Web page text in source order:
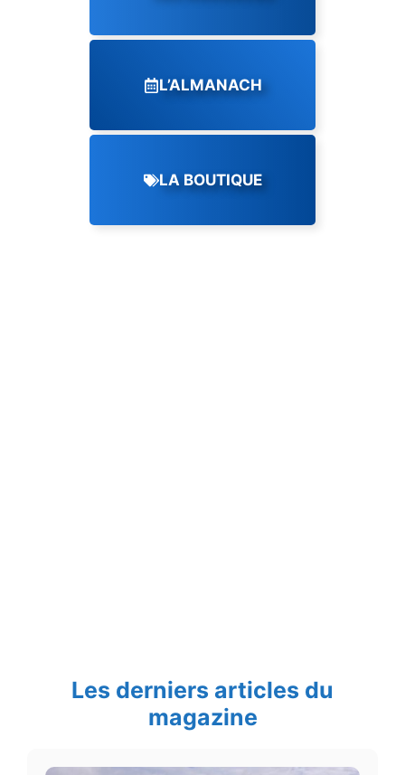
L’ALMANACH
LA BOUTIQUE
Les derniers articles du
magazine